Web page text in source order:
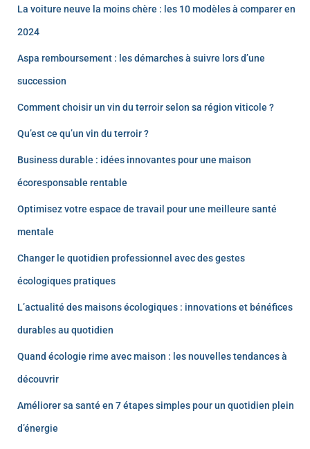
La voiture neuve la moins chère : les 10 modèles à comparer en
2024
Aspa remboursement : les démarches à suivre lors d’une
succession
Comment choisir un vin du terroir selon sa région viticole ?
Qu’est ce qu’un vin du terroir ?
Business durable : idées innovantes pour une maison
écoresponsable rentable
Optimisez votre espace de travail pour une meilleure santé
mentale
Changer le quotidien professionnel avec des gestes
écologiques pratiques
L’actualité des maisons écologiques : innovations et bénéfices
durables au quotidien
Quand écologie rime avec maison : les nouvelles tendances à
découvrir
Améliorer sa santé en 7 étapes simples pour un quotidien plein
d’énergie